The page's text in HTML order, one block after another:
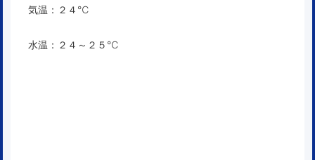
気温：２４℃
水温：２４～２５℃